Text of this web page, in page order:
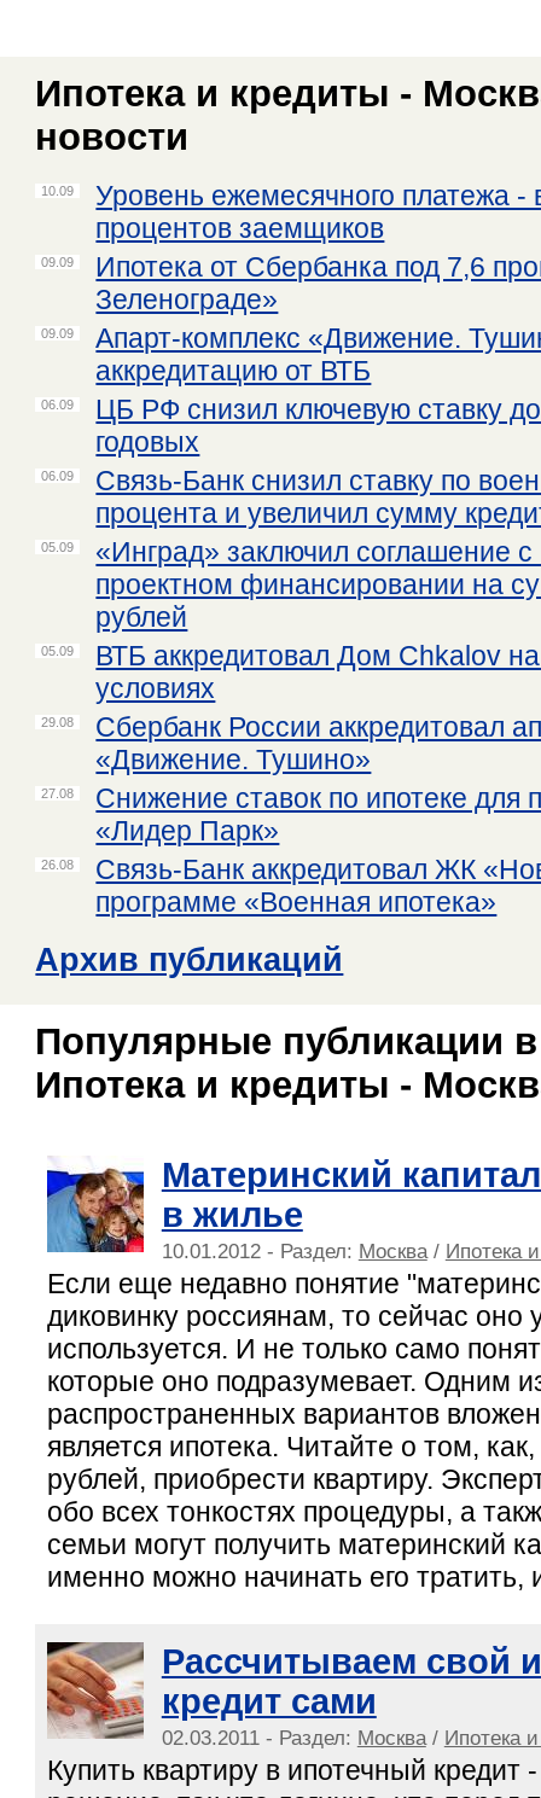
Ипотека и кредиты -
новости
10.09
Уровень ежемесячного платежа -
процентов заемщиков
09.09
Ипотека от Сбербанка под 7,6
Зеленограде»
09.09
Апарт-комплекс «Движение.
аккредитацию от ВТБ
06.09
ЦБ РФ снизил ключевую ставку
годовых
06.09
Связь-Банк снизил ставку по
процента и увеличил сумму
05.09
«Инград» заключил соглашение
проектном финансировании на
рублей
05.09
ВТБ аккредитовал Дом Chkalov
условиях
29.08
Сбербанк России аккредитовал
«Движение. Тушино»
27.08
Снижение ставок по ипотеке для
«Лидер Парк»
26.08
Связь-Банк аккредитовал ЖК
программе «Военная ипотека»
Архив публикаций
Популярные публикации
Ипотека и кредиты -
Материнский
в жилье
10.01.2012 - Раздел: Москва/ Ипотека
Если еще недавно понятие
диковинку россиянам, то сейчас оно
используется. И не только само
которые оно подразумевает. Одним
распространенных вариантов
является ипотека. Читайте о том,
рублей, приобрести квартиру.
обо всех тонкостях процедуры, а
семьи могут получить материнский
именно можно начинать его тратить,
Рассчитываем свой
кредит сами
02.03.2011 - Раздел: Москва/ Ипотека
Купить квартиру в ипотечный кредит